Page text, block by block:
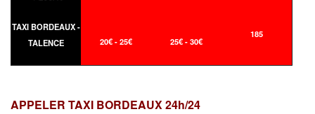
TAXI BORDEAUX -
TALENCE
20€ - 25€ 25€ - 30€
185
APPELER TAXI BORDEAUX 24h/24